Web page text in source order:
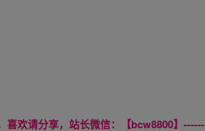
喜欢请分享，站长微信：【bcw8800】------